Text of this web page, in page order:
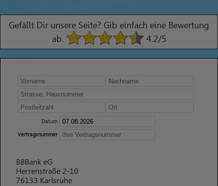
Gefällt Dir unsere Seite? Gib einfach eine Bewertung
ab.
4.2/5
Datum
Vertragsnummer
BBBank eG
Herrenstraße 2-10
76133 Karlsruhe